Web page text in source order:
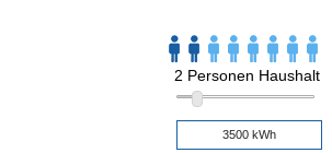
2 Personen Haushalt